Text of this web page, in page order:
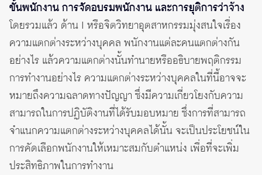
ขั้นพนักงาน การจัดอบรมพนักงาน และการยุติการว่าจ้าง
โดยรวมแล้ว ด้าน I หรือจิตวิทยาอุตสาหกรรมมุ่งสนใจเรื่อง
ความแตกต่างระหว่างบุคคล พนักงานแต่ละคนแตกต่างกัน
อย่างไร แล้วความแตกต่างนั้นทำนายหรืออธิบายพฤติกรรม
การทำงานอย่างไร ความแตกต่างระหว่างบุคคลในที่นี้อาจจะ
หมายถึงความฉลาดทางปัญญา ซึ่งมีความเกี่ยวโยงกับความ
สามารถในการปฏิบัติงานที่ได้รับมอบหมาย ซึ่งการที่สามารถ
จำแนกความแตกต่างระหว่างบุคคลได้นั้น จะเป็นประโยชน์ใน
การคัดเลือกพนักงานให้เหมาะสมกับตำแหน่ง เพื่อที่จะเพิ่ม
ประสิทธิภาพในการทำงาน